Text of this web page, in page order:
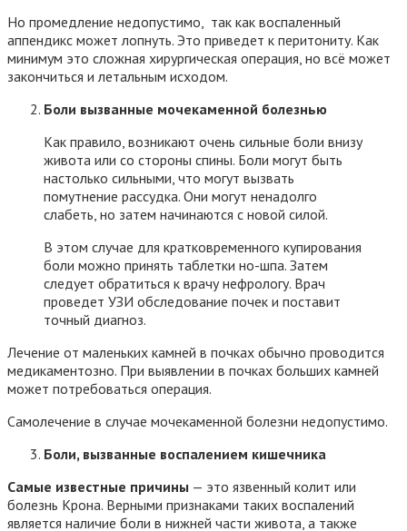
Но промедление недопустимо, так как воспаленный
аппендикс может лопнуть. Это приведет к перитониту. Как
минимум это сложная хирургическая операция, но всё может
закончиться и летальным исходом.
Боли вызванные мочекаменной болезнью
Как правило, возникают очень сильные боли внизу
живота или со стороны спины. Боли могут быть
настолько сильными, что могут вызвать
помутнение рассудка. Они могут ненадолго
слабеть, но затем начинаются с новой силой.
В этом случае для кратковременного купирования
боли можно принять таблетки но-шпа. Затем
следует обратиться к врачу нефрологу. Врач
проведет УЗИ обследование почек и поставит
точный диагноз.
Лечение от маленьких камней в почках обычно проводится
медикаментозно. При выявлении в почках больших камней
может потребоваться операция.
Самолечение в случае мочекаменной болезни недопустимо.
Боли, вызванные воспалением кишечника
Самые известные причины — это язвенный колит или
болезнь Крона. Верными признаками таких воспалений
является наличие боли в нижней части живота, а также